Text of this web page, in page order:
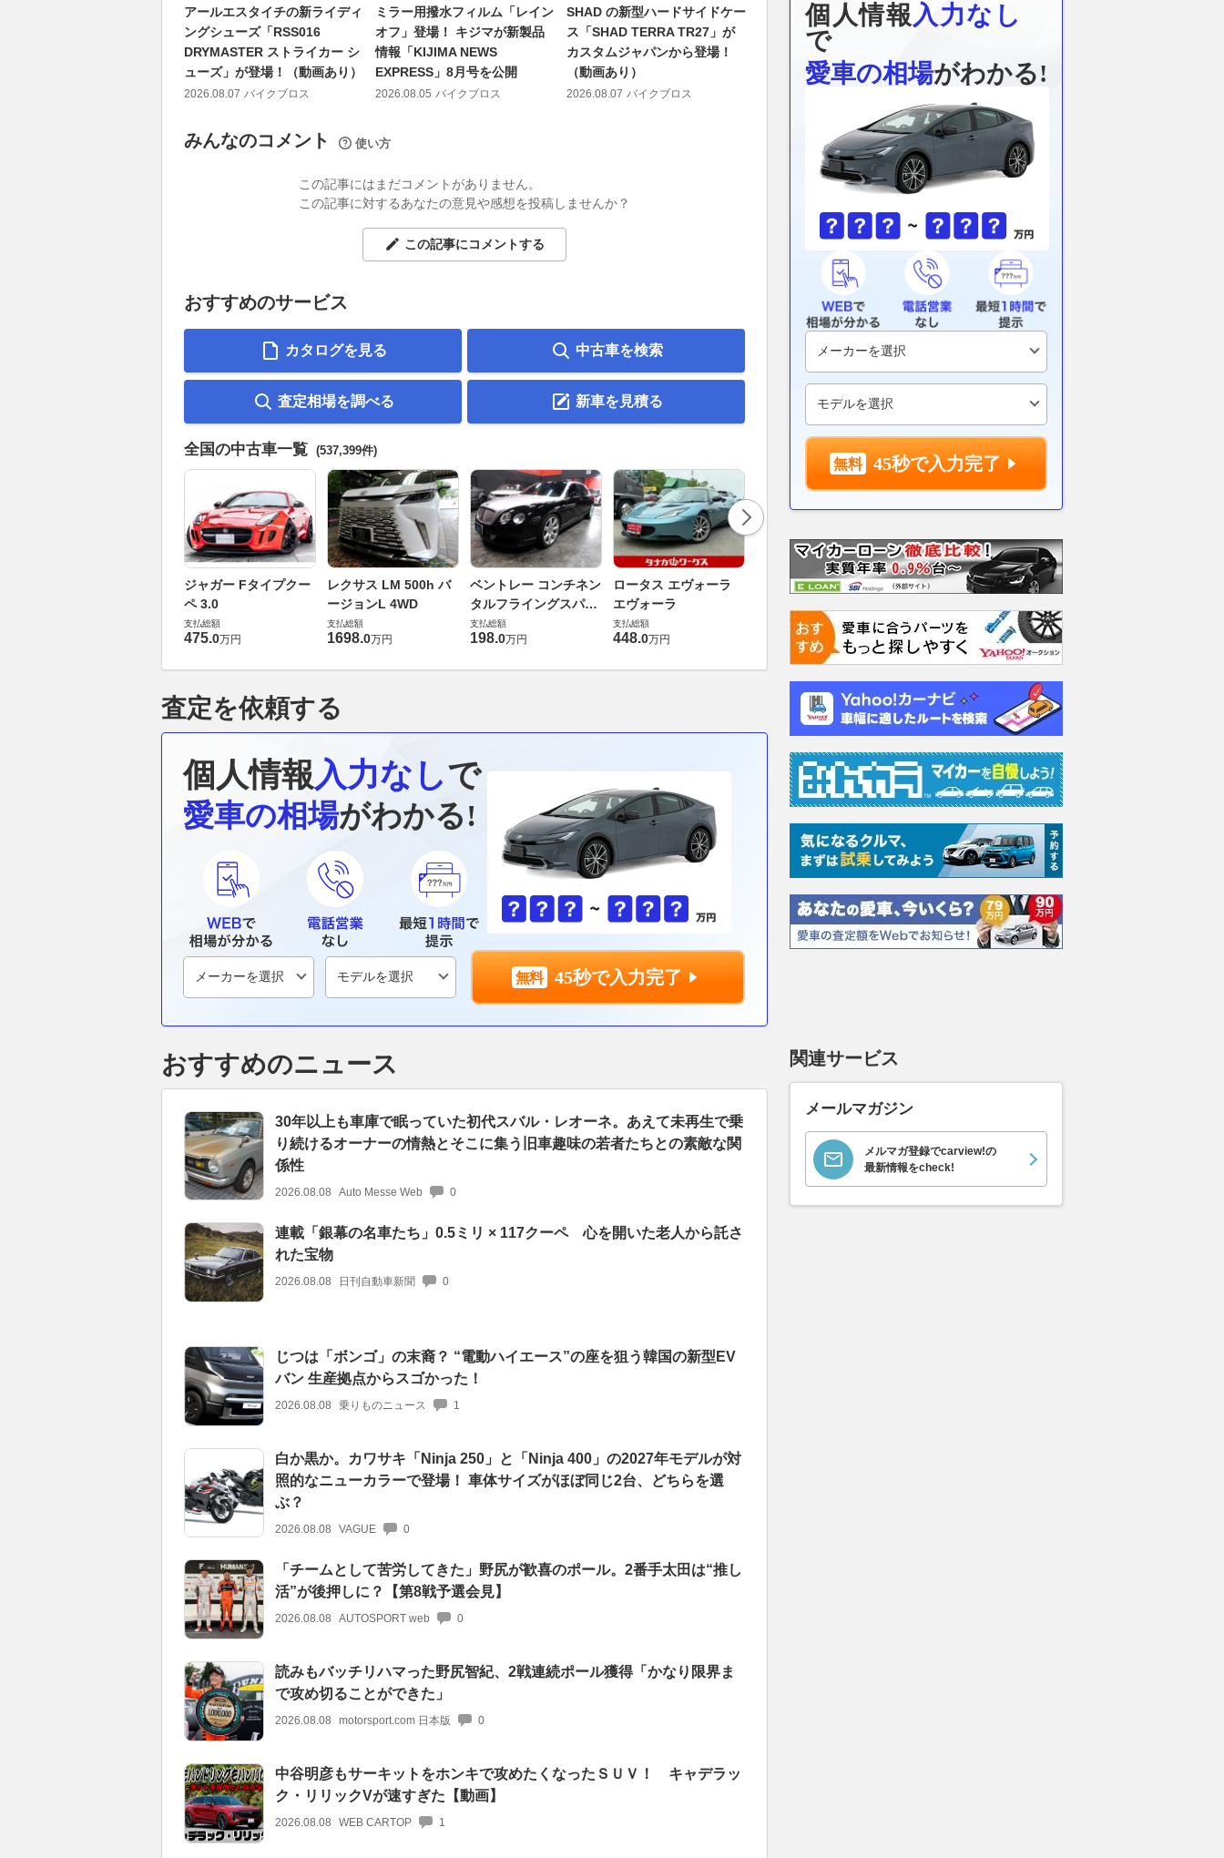
アールエスタイチの新ライディ
ングシューズ「RSS016
DRYMASTER ストライカー シ
ューズ」が登場！（動画あり）
2026.08.07 バイクブロス
ミラー用撥水フィルム「レイン
オフ」登場！ キジマが新製品
情報「KIJIMA NEWS
EXPRESS」8月号を公開
2026.08.05 バイクブロス
SHAD の新型ハードサイドケー
ス「SHAD TERRA TR27」が
カスタムジャパンから登場！
（動画あり）
2026.08.07 バイクブロス
これって「ドラえもん」じゃ
ん！ フォルクスワーゲンが
ID. Buzzに用意した”国民的”限
定車とその中身とは
流行のヨコニーを意識したデザ
インを採用。ジムニー専用の無
2026.08.04 Auto Messe Web
みんなのコメント 使い方
この記事にはまだコメントがありません。
この記事に対するあなたの意見や感想を投稿しませんか？
この記事にコメントする
おすすめのサービス
カタログを見る 中古車を検索
査定相場を調べる 新車を見積る
全国の中古車一覧 (537,399件)
ジャガー Fタイプクー
ペ 3.0
支払総額
475.0万円
レクサス LM 500h バ
ージョンL 4WD
支払総額
1698.0万円
ベントレー コンチネン
タルフライングスパー
6.0 4WD
支払総額
198.0万円
ロータス エヴォーラ
エヴォーラ
支払総額
448.0万円
ダイハツ ムーヴキャン
バス 660 ストライプス
支払総額
9万円
アストンマーティン
V8 ヴァンテージ スポ
ーツシフト
589.0万円
ホンダ NSX 3.0
898
査定を依頼する
個人情報入力なしで
愛車の相場がわかる!
45秒で入力完了
おすすめのニュース
30年以上も車庫で眠っていた初代スバル・レオーネ。あえて未再生で乗
り続けるオーナーの情熱とそこに集う旧車趣味の若者たちとの素敵な関
係性
2026.08.08 Auto Messe Web 0
連載「銀幕の名車たち」0.5ミリ × 117クーペ 心を開いた老人から託さ
れた宝物
2026.08.08 日刊自動車新聞 0
じつは「ボンゴ」の末裔？ “電動ハイエース”の座を狙う韓国の新型EV
バン 生産拠点からスゴかった！
2026.08.08 乗りものニュース 1
白か黒か。カワサキ「Ninja 250」と「Ninja 400」の2027年モデルが対
照的なニューカラーで登場！ 車体サイズがほぼ同じ2台、どちらを選
ぶ？
2026.08.08 VAGUE 0
「チームとして苦労してきた」野尻が歓喜のポール。2番手太田は“推し
活”が後押しに？【第8戦予選会見】
2026.08.08 AUTOSPORT web 0
読みもバッチリハマった野尻智紀、2戦連続ポール獲得「かなり限界ま
で攻め切ることができた」
2026.08.08 motorsport.com 日本版 0
中谷明彦もサーキットをホンキで攻めたくなったＳＵＶ！ キャデラッ
ク・リリックVが速すぎた【動画】
2026.08.08 WEB CARTOP 1
個人情報 入力なし
で
愛車の相場がわかる!
45秒で入力完了
関連サービス
メールマガジン
メルマガ登録でcarview!の
最新情報をcheck!